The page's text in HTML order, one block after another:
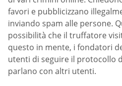
favori e pubblicizzano
inviando spam alle persone.
possibilità che il truffatore
questo in mente, i fondatori
utenti di seguire il protocollo
parlano con altri utenti.